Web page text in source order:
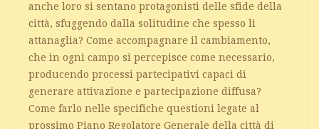
anche loro si sentano protagonisti delle sfide della
città, sfuggendo dalla solitudine che spesso li
attanaglia? Come accompagnare il cambiamento,
che in ogni campo si percepisce come necessario,
producendo processi partecipativi capaci di
generare attivazione e partecipazione diffusa?
Come farlo nelle specifiche questioni legate al
prossimo Piano Regolatore Generale della città di